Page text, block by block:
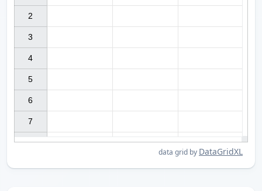
data grid by DataGridXL
2
3
4
5
6
7